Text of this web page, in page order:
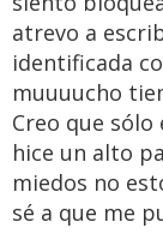
atrevo a
identificada
muuuucho
Creo que
hice un alto
miedos no
sé a que me